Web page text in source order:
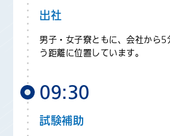
出社
男子・女子寮ともに、会社から
う距離に位置しています。
09:30
試験補助